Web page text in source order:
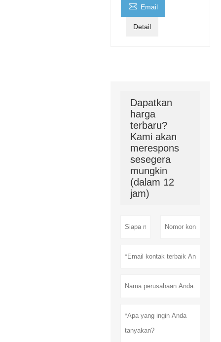
 Email
Detail
Dapatkan
harga
terbaru?
Kami akan
merespons
sesegera
mungkin
(dalam 12
jam)